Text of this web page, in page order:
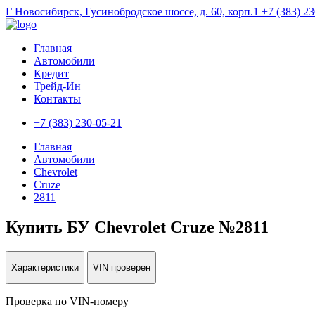
Г Новосибирск, Гусинобродское шоссе, д. 60, корп.1 +7 (383)
Главная
Автомобили
Кредит
Трейд-Ин
Контакты
+7 (383) 230-05-21
Главная
Автомобили
Chevrolet
Cruze
2811
Купить БУ Chevrolet Cruze №2811
Характеристики VIN проверен
Проверка по VIN-номеру